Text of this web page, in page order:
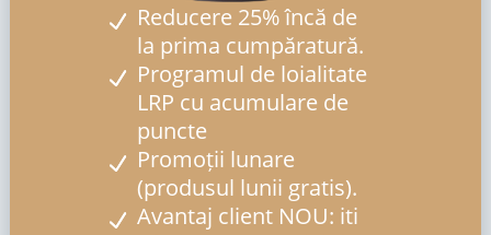
Reducere 25% încă de
la prima cumpăratură.
Programul de loialitate
LRP cu acumulare de
puncte
Promoții lunare
(produsul lunii gratis).
Avantaj client NOU: iti